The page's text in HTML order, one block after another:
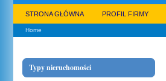
STRONA GŁÓWNA PROFIL FIRMY
Home
Typy nieruchomości